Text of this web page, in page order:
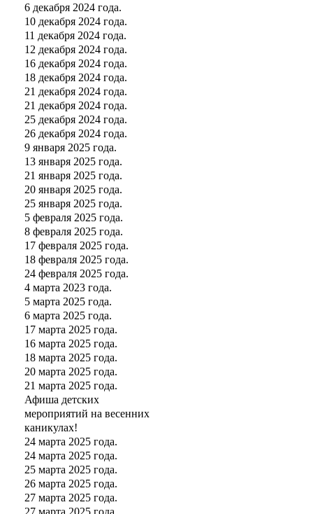
6 декабря 2024 года.
10 декабря 2024 года.
11 декабря 2024 года.
12 декабря 2024 года.
16 декабря 2024 года.
18 декабря 2024 года.
21 декабря 2024 года.
21 декабря 2024 года.
25 декабря 2024 года.
26 декабря 2024 года.
9 января 2025 года.
13 января 2025 года.
21 января 2025 года.
20 января 2025 года.
25 января 2025 года.
5 февраля 2025 года.
8 февраля 2025 года.
17 февраля 2025 года.
18 февраля 2025 года.
24 февраля 2025 года.
4 марта 2023 года.
5 марта 2025 года.
6 марта 2025 года.
17 марта 2025 года.
16 марта 2025 года.
18 марта 2025 года.
20 марта 2025 года.
21 марта 2025 года.
Афиша детских
мероприятий на весенних
каникулах!
24 марта 2025 года.
24 марта 2025 года.
25 марта 2025 года.
26 марта 2025 года.
27 марта 2025 года.
27 марта 2025 года.